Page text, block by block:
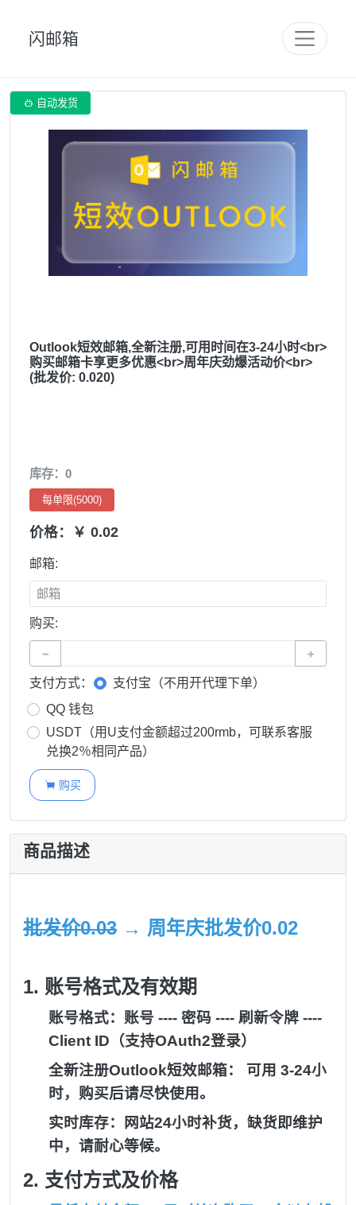
闪邮箱
 自动发货
Outlook短效邮箱,全新注册,可用时间在3-24小时<br>
购买邮箱卡享更多优惠<br>周年庆劲爆活动价<br>
(批发价: 0.020)
库存：0
每单限(5000)
价格：￥ 0.02
邮箱:
购买:
− +
支付方式：
支付宝（不用开代理下单）
QQ 钱包
USDT（用U支付金额超过200rmb，可联系客服
兑换2％相同产品）
 购买
商品描述
批发价0.03 → 周年庆批发价0.02
1. 账号格式及有效期
账号格式：账号 ---- 密码 ---- 刷新令牌 ----
Client ID（支持OAuth2登录）
全新注册Outlook短效邮箱： 可用 3-24小
时，购买后请尽快使用。
实时库存：网站24小时补货，缺货即维护
中，请耐心等候。
2. 支付方式及价格